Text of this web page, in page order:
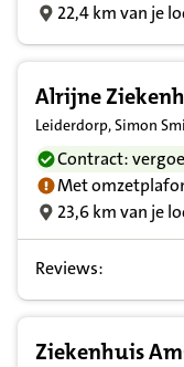
22,4 km van je
Alrijne
Leiderdorp, Simon
Contract:
Met
23,6 km van je
Reviews:
Ziekenhuis